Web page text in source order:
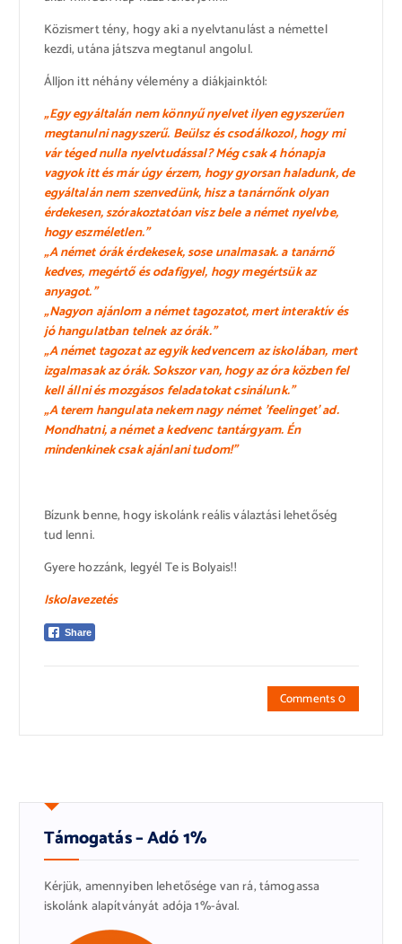
Közismert tény, hogy aki a nyelvtanulást a némettel
kezdi, utána játszva megtanul angolul.
Álljon itt néhány vélemény a diákjainktól:
„Egy egyáltalán nem könnyű nyelvet ilyen egyszerűen
megtanulni nagyszerű. Beülsz és csodálkozol, hogy mi
vár téged nulla nyelvtudással? Még csak 4 hónapja
vagyok itt és már úgy érzem, hogy gyorsan haladunk, de
egyáltalán nem szenvedünk, hisz a tanárnőnk olyan
érdekesen, szórakoztatóan visz bele a német nyelvbe,
hogy eszméletlen.”
„A német órák érdekesek, sose unalmasak. a tanárnő
kedves, megértő és odafigyel, hogy megértsük az
anyagot.”
„Nagyon ajánlom a német tagozatot, mert interaktív és
jó hangulatban telnek az órák.”
„A német tagozat az egyik kedvencem az iskolában, mert
izgalmasak az órák. Sokszor van, hogy az óra közben fel
kell állni és mozgásos feladatokat csinálunk.”
„A terem hangulata nekem nagy német ’feelinget’ ad.
Mondhatni, a német a kedvenc tantárgyam. Én
mindenkinek csak ajánlani tudom!”
Bízunk benne, hogy iskolánk reális válaztási lehetőség
tud lenni.
Gyere hozzánk, legyél Te is Bolyais!!
Iskolavezetés
Share
Comments 0
Támogatás – Adó 1%
Kérjük, amennyiben lehetősége van rá, támogassa
iskolánk alapítványát adója 1%-ával.